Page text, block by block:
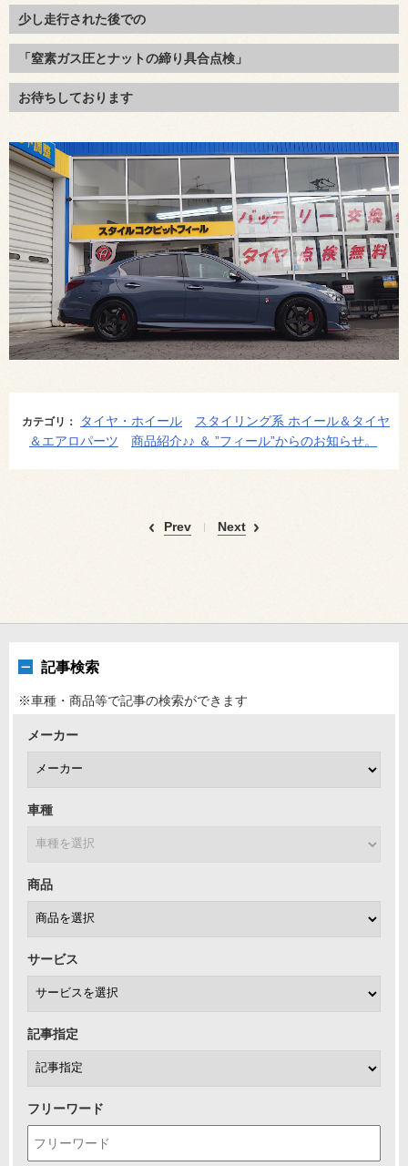
少し走行された後での
「窒素ガス圧とナットの締り具合点検」
お待ちしております
カテゴリ： タイヤ・ホイール
スタイリング系 ホイール＆タイヤ
＆エアロパーツ
商品紹介♪♪ ＆ ”フィール”からのお知らせ。
Prev Next
記事検索
※車種・商品等で記事の検索ができます
メーカー
車種
商品
サービス
記事指定
フリーワード